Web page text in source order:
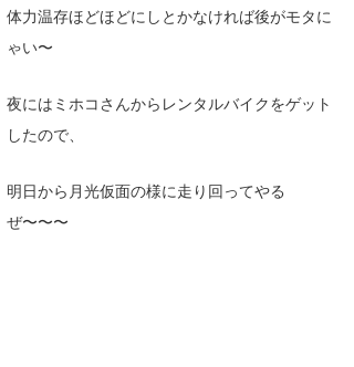
体力温存ほどほどにしとかなければ後がモタに
ゃい〜
夜にはミホコさんからレンタルバイクをゲット
したので、
明日から月光仮面の様に走り回ってやる
ぜ〜〜〜
Romisea